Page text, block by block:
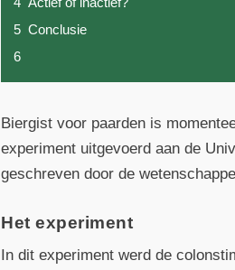
5 Conclusie
6
Biergist voor paarden is
experiment uitgevoerd aan de
geschreven door de
Het experiment
In dit experiment werd de